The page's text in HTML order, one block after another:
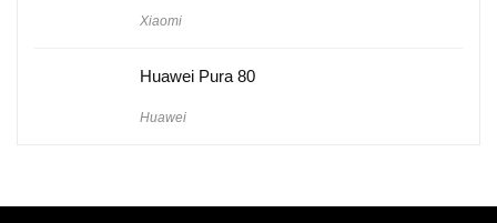
Xiaomi
Huawei Pura 80
Huawei